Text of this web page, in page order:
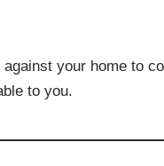
your home to
to you.